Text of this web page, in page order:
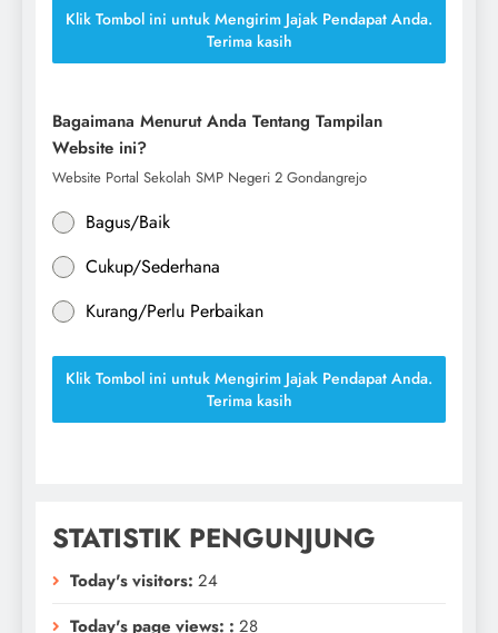
Klik Tombol ini untuk Mengirim Jajak Pendapat Anda.
Terima kasih
Bagaimana Menurut Anda Tentang Tampilan
Website ini?
Website Portal Sekolah SMP Negeri 2 Gondangrejo
Bagus/Baik
Cukup/Sederhana
Kurang/Perlu Perbaikan
Klik Tombol ini untuk Mengirim Jajak Pendapat Anda.
Terima kasih
STATISTIK PENGUNJUNG
Today's visitors: 24
Today's page views: : 28